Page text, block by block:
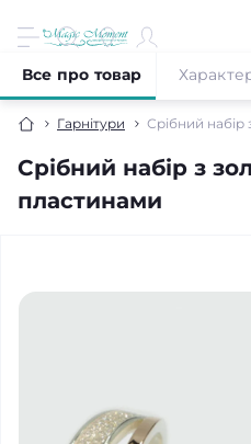
Гарнітури Срібний
Срібний набір з
пластинами
Все про товар